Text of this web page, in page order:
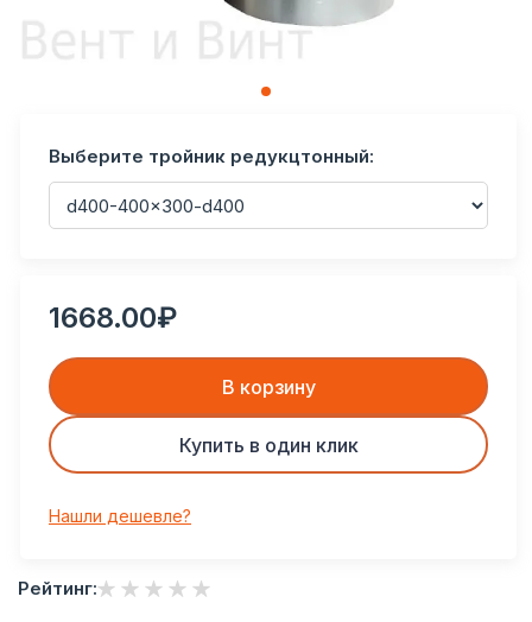
Выберите тройник редукцтонный:
1668.00₽
В корзину
Купить в один клик
Нашли дешевле?
Рейтинг: